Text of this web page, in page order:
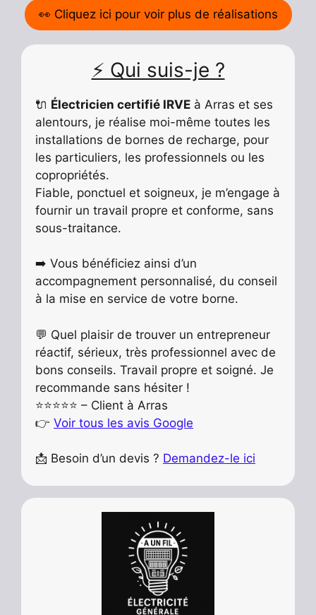
👀 Cliquez ici pour voir plus de réalisations
⚡ Qui suis-je ?
🔌 Électricien certifié IRVE à Arras et ses
alentours, je réalise moi-même toutes les
installations de bornes de recharge, pour
les particuliers, les professionnels ou les
copropriétés.
Fiable, ponctuel et soigneux, je m’engage à
fournir un travail propre et conforme, sans
sous-traitance.
➡️ Vous bénéficiez ainsi d’un
accompagnement personnalisé, du conseil
à la mise en service de votre borne.
💬 Quel plaisir de trouver un entrepreneur
réactif, sérieux, très professionnel avec de
bons conseils. Travail propre et soigné. Je
recommande sans hésiter !
⭐️⭐️⭐️⭐️⭐️ – Client à Arras
👉 Voir tous les avis Google
📩 Besoin d’un devis ? Demandez-le ici